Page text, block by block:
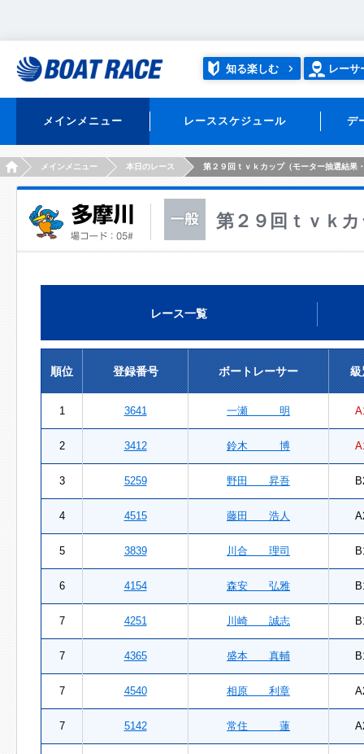
知る楽しむ レーサ
メインメニュー レーススケジュール デ
HOMEメインメニュー 本日のレース 第２９回ｔｖｋカップ（モーター抽選結果
第２９回ｔｖｋ
レース一覧
順位 登録番号 ボートレーサー 級
1 3641 一瀬 明
2 3412 鈴木 博
3 5259 野田 昇吾
4 4515 藤田 浩人
5 3839 川合 理司
6 4154 森安 弘雅
7 4251 川崎 誠志
7 4365 盛本 真輔
7 4540 相原 利章
7 5142 常住 蓮